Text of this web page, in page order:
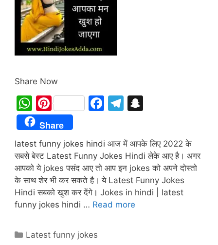
Share Now
W
h
at
s
A
p
p
Pi
nt
er
e
st
F
e
b
o
o
k
T
e
gr
a
m
a
p
c
h
at
Share
latest funny jokes hindi आज में आपके लिए 2022 के
सबसे बेस्ट Latest Funny Jokes Hindi लेके आए है। अगर
आपको ये jokes पसंद आए तो आप इन jokes को अपने दोस्तो
के साथ शेर भी कर सकते है। ये Latest Funny Jokes
Hindi सबको खुश कर देंगे। Jokes in hindi | latest
funny jokes hindi … Read more
Categories
Latest funny jokes